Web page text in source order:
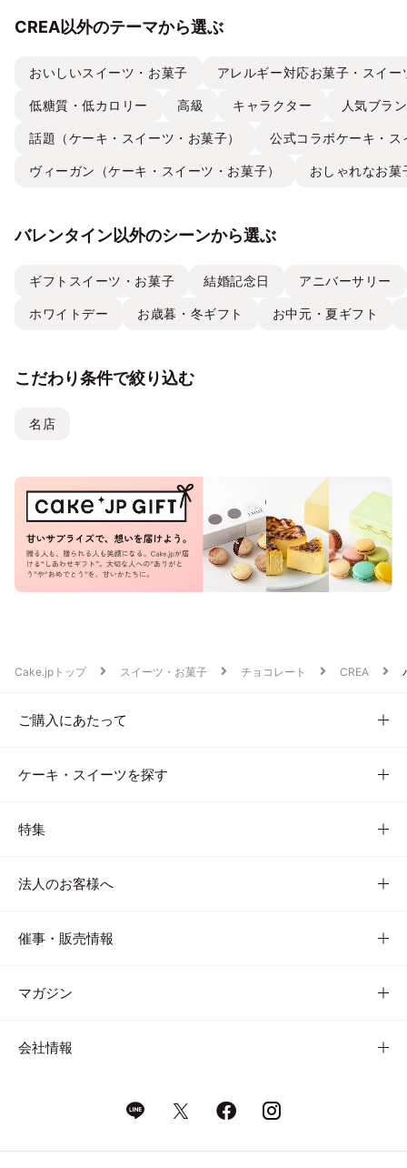
CREA以外のテーマから選ぶ
おいしいスイーツ・お菓子 アレルギー対応お菓子・スイー
低糖質・低カロリー 高級 キャラクター 人気ブラ
話題（ケーキ・スイーツ・お菓子） 公式コラボケーキ・ス
ヴィーガン（ケーキ・スイーツ・お菓子） おしゃれなお菓
バレンタイン以外のシーンから選ぶ
ギフトスイーツ・お菓子 結婚記念日 アニバーサリー
ホワイトデー お歳暮・冬ギフト お中元・夏ギフト
こだわり条件で絞り込む
名店
Cake.jpトップ スイーツ・お菓子 チョコレート CREA
ご購入にあたって
ケーキ・スイーツを探す
特集
法人のお客様へ
催事・販売情報
マガジン
会社情報